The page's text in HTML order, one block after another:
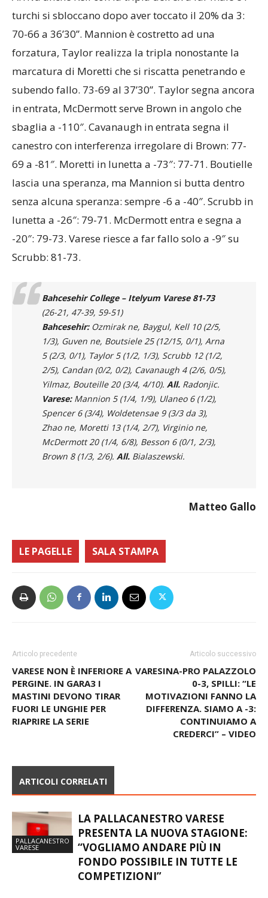
turchi si sbloccano dopo aver toccato il 20% da 3:
70-66 a 36’30”. Mannion è costretto ad una
forzatura, Taylor realizza la tripla nonostante la
marcatura di Moretti che si riscatta penetrando e
subendo fallo. 73-69 al 37’30”. Taylor segna ancora
in entrata, McDermott serve Brown in angolo che
sbaglia a -110″. Cavanaugh in entrata segna il
canestro con interferenza irregolare di Brown: 77-
69 a -81″. Moretti in lunetta a -73″: 77-71. Boutielle
lascia una speranza, ma Mannion si butta dentro
senza alcuna speranza: sempre -6 a -40″. Scrubb in
lunetta a -26″: 79-71. McDermott entra e segna a
-20″: 79-73. Varese riesce a far fallo solo a -9″ su
Scrubb: 81-73.
Bahcesehir College – Itelyum Varese 81-73
(26-21, 47-39, 59-51)
Bahcesehir:Ozmirak ne, Baygul, Kell 10 (2/5,
1/3), Guven ne, Boutsiele 25 (12/15, 0/1), Arna
5 (2/3, 0/1), Taylor 5 (1/2, 1/3), Scrubb 12 (1/2,
2/5), Candan (0/2, 0/2), Cavanaugh 4 (2/6, 0/5),
Yilmaz, Bouteille 20 (3/4, 4/10). All. Radonjic.
Varese: Mannion 5 (1/4, 1/9), Ulaneo 6 (1/2),
Spencer 6 (3/4), Woldetensae 9 (3/3 da 3),
Zhao ne, Moretti 13 (1/4, 2/7), Virginio ne,
McDermott 20 (1/4, 6/8), Besson 6 (0/1, 2/3),
Brown 8 (1/3, 2/6). All. Bialaszewski.
Matteo Gallo
LE PAGELLE SALA STAMPA
Articolo precedente
VARESE NON È INFERIORE A
PERGINE. IN GARA3 I
MASTINI DEVONO TIRAR
FUORI LE UNGHIE PER
RIAPRIRE LA SERIE
Articolo successivo
VARESINA-PRO PALAZZOLO
0-3, SPILLI: “LE
MOTIVAZIONI FANNO LA
DIFFERENZA. SIAMO A -3:
CONTINUIAMO A
CREDERCI” – VIDEO
ARTICOLI CORRELATI
PALLACANESTRO
VARESE
LA PALLACANESTRO VARESE
PRESENTA LA NUOVA STAGIONE:
“VOGLIAMO ANDARE PIÙ IN
FONDO POSSIBILE IN TUTTE LE
COMPETIZIONI”